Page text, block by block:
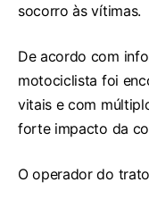
socorro às vítimas.
De acordo com
motociclista foi
vitais e com
forte impacto da
O operador do